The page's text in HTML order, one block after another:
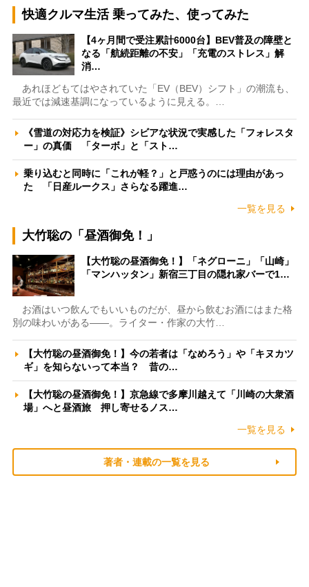
快適クルマ生活 乗ってみた、使ってみた
【4ヶ月間で受注累計6000台】BEV普及の障壁と
なる「航続距離の不安」「充電のストレス」解
消…
あれほどもてはやされていた「EV（BEV）シフト」の潮流も、
最近では減速基調になっているように見える。…
《雪道の対応力を検証》シビアな状況で実感した「フォレスタ
ー」の真価 「ターボ」と「スト…
乗り込むと同時に「これが軽？」と戸惑うのには理由があっ
た 「日産ルークス」さらなる躍進…
一覧を見る
大竹聡の「昼酒御免！」
【大竹聡の昼酒御免！】「ネグローニ」「山崎」
「マンハッタン」新宿三丁目の隠れ家バーで1…
お酒はいつ飲んでもいいものだが、昼から飲むお酒にはまた格
別の味わいがある――。ライター・作家の大竹…
【大竹聡の昼酒御免！】今の若者は「なめろう」や「キヌカツ
ギ」を知らないって本当？ 昔の…
【大竹聡の昼酒御免！】京急線で多摩川越えて「川崎の大衆酒
場」へと昼酒旅 押し寄せるノス…
一覧を見る
著者・連載の一覧を見る